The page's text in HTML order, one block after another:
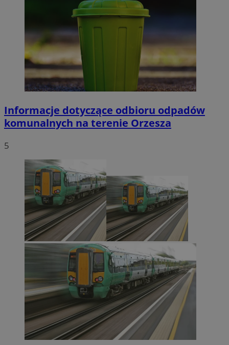
Informacje dotyczące odbioru odpadów
komunalnych na terenie Orzesza
5